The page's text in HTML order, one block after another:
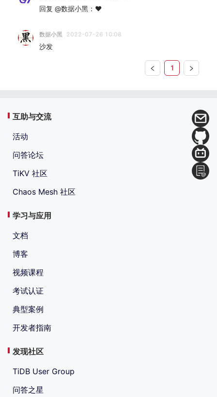
回复 @数据小黑：❤
数据小黑 2022-07-26 10:08
沙发
1
互助与交流
活动
问答论坛
TiKV 社区
Chaos Mesh 社区
学习与应用
文档
博客
视频课程
考试认证
典型案例
开发者指南
发现社区
TiDB User Group
问答之星